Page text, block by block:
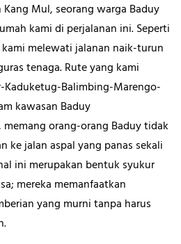
Mul, seorang warga Baduy
kami di perjalanan ini. Seperti
melewati jalanan naik-turun
tenaga. Rute yang kami
Balimbing-Marengo-
kawasan Baduy
memang orang-orang Baduy tidak
ke jalan aspal yang panas sekali
ini merupakan bentuk syukur
mereka memanfaatkan
yang murni tanpa harus